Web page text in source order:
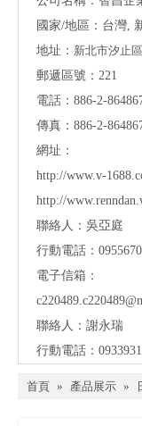
國家/地區：台灣,
地址： 新北市汐止
郵遞區號：221
電話：886-2-
傳真：886-2-
網址：
http://www.v-
http://
聯絡人：吳亞庭
行動電話：
電子信箱：
聯絡人：謝永瑞
行動電話：
首頁 » 產品展示 »